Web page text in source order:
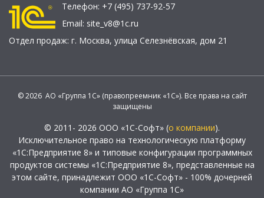
Телефон: +7 (495) 737-92-57
Email: site_v8@1c.ru
Отдел продаж: г. Москва, улица Селезнёвская, дом 21
© 2026 АО «Группа 1С» (правопреемник «1С»). Все права на сайт
защищены
© 2011- 2026 ООО «1С-Софт» (о компании).
Исключительное право на технологическую платформу
«1С:Предприятие 8» и типовые конфигурации программных
продуктов системы «1С:Предприятие 8», представленные на
этом сайте, принадлежит ООО «1С-Софт» - 100% дочерней
компании АО «Группа 1С»